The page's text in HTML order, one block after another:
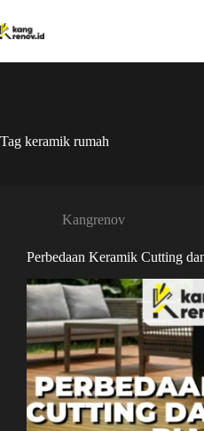
to
content
Tag keramik rumah
Kangrenov
Perbedaan Keramik Cutting